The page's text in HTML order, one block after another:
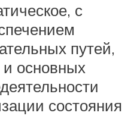
с
путей,
основных
состояния